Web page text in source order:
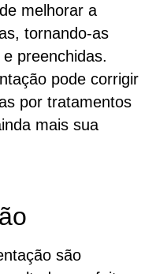
melhorar a
tornando-as
preenchidas.
pode corrigir
por tratamentos
mais sua
são